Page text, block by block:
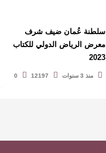
سلطنة عُمان ضيف شرف
معرض الرياض الدولي للكتاب
2023
منذ 3 سنوات 12197
0